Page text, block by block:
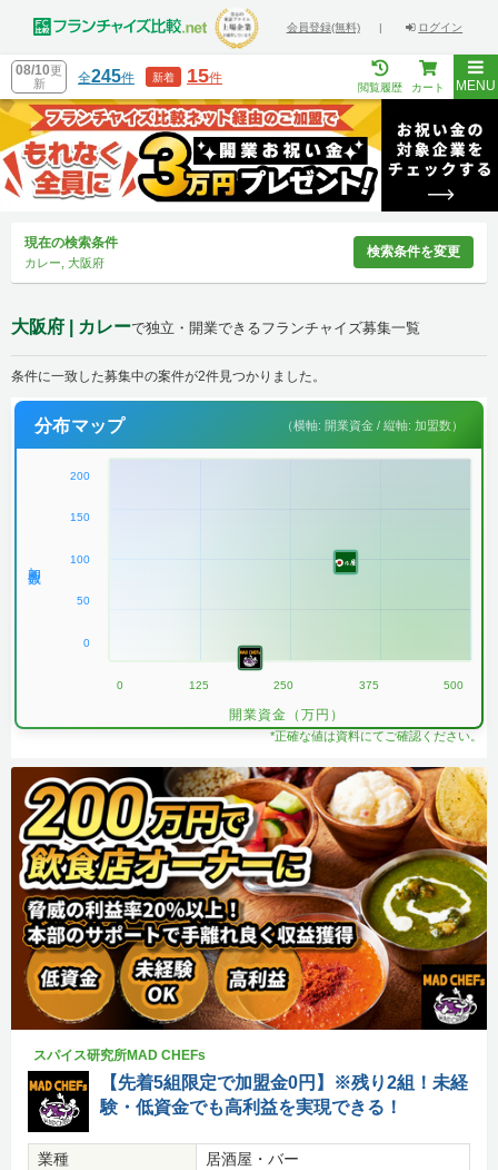
会員登録(無料) | ログイン
08/10更
新
全245件 新着 15件
閲覧履歴 カート MENU
現在の検索条件
カレー, 大阪府
検索条件を変更
大阪府 | カレーで独立・開業できるフランチャイズ募集一覧
条件に一致した募集中の案件が2件見つかりました。
分布マップ （横軸: 開業資金 / 縦軸: 加盟数）
200
150
100
50
0
0 125 250 375 500
開業資金（万円）
*正確な値は資料にてご確認ください。
スパイス研究所MAD CHEFs
【先着5組限定で加盟金0円】※残り2組！未経
験・低資金でも高利益を実現できる！
業種
居酒屋・バー